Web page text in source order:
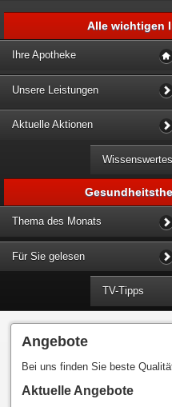
Alle wichtigen
Ihre Apotheke
Unsere Leistungen
Aktuelle Aktionen
Wissenswertes
Thema des Monats
Für Sie gelesen
TV-Tipps
Angebote
Bei uns finden Sie beste
Aktuelle Angebote